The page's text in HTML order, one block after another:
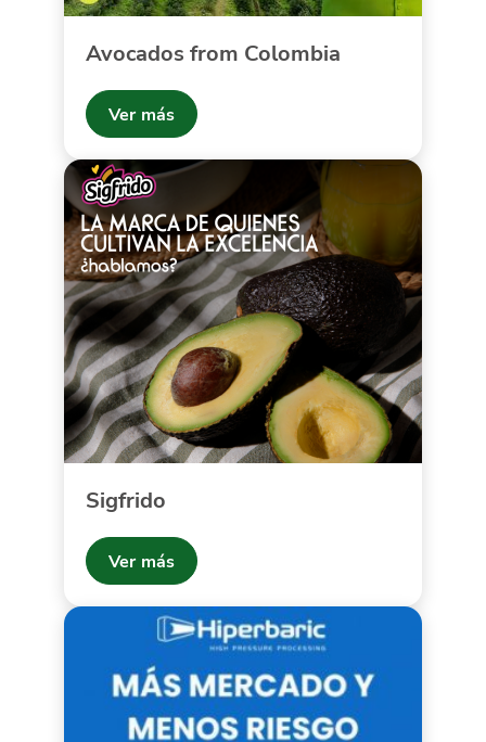
Avocados from Colombia
Ver más
Sigfrido
Ver más